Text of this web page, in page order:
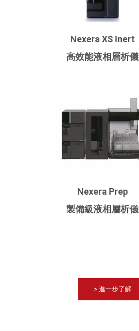
> 進一步了解
Nexera XS Inert
高效能液相層析儀
Nexera Prep
製備級液相層析儀